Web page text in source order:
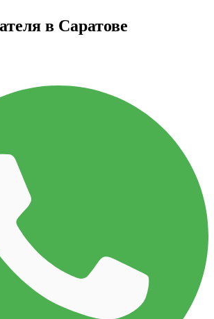
в Саратове